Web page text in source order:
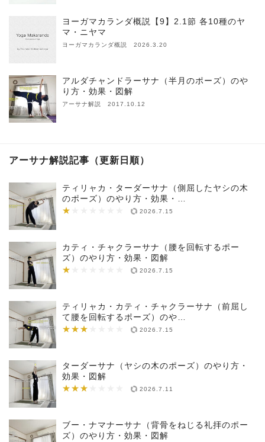
ヨーガマカランダ概説【9】2.1節 各10種のヤ
マ・ニヤマ
ヨーガマカランダ概説 2026.3.20
アルダチャンドラーサナ（半月のポーズ）のや
り方・効果・図解
アーサナ解説 2017.10.12
アーサナ解説記事（更新日順）
ティリャカ・ターダーサナ（側屈したヤシの木
のポーズ）のやり方・効果・…
★
★★★★★★★ 2026.7.15
カティ・チャクラーサナ（腰を回転するポー
ズ）のやり方・効果・図解
★
★★★★★★★ 2026.7.15
ティリャカ・カティ・チャクラーサナ（前屈し
て腰を回転するポーズ）のや…
★★★
★★★★★★★ 2026.7.15
ターダーサナ（ヤシの木のポーズ）のやり方・
効果・図解
★★★
★★★★★★★ 2026.7.11
ブー・ナマナーサナ（背骨をねじる礼拝のポー
ズ）のやり方・効果・図解